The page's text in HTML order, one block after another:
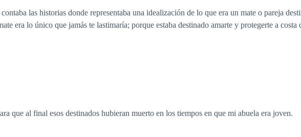
las historias donde representaba una idealización de lo que era un mate o pareja
era lo único que jamás te lastimaría; porque estaba destinado amarte y protegerte a
que al final esos destinados hubieran muerto en los tiempos en que mi abuela era joven.